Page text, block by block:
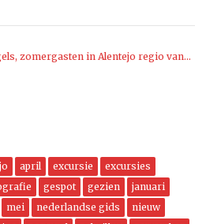
zomergasten in Alentejo regio van…
april excursie
excursies
gespot gezien
januari
mei nederlandse gids
nieuw